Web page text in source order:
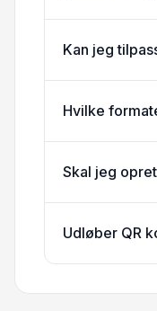
Kan jeg
Hvilke
Skal jeg
Udløber QR